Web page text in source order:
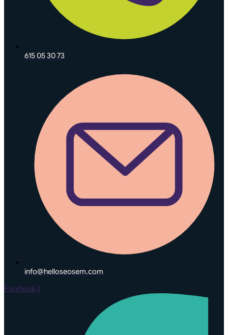
615 05 30 73
info@helloseosem.com
Facebook-f